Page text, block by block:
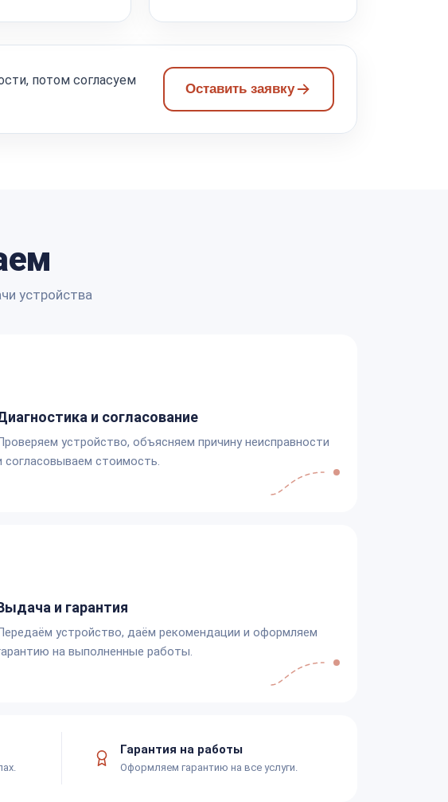
потом согласуем
Оставить заявку
устройства
и согласование
устройство, объясняем причину неисправности
согласовываем стоимость.
и гарантия
устройство, даём рекомендации и оформляем
на выполненные работы.
Гарантия на работы
Оформляем гарантию на все услуги.